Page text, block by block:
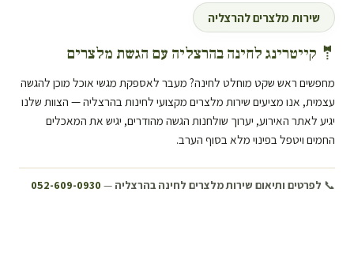
שירות מלצרים להרצליה
🤵 קייטרינג לחינה בהרצליה עם הגשת מלצרים
מחפשים ראש שקט מוחלט לחינה? מעבר לאספקת מגשי אוכל מוכן להגשה
עצמית, אנו מציעים שירות מלצרים מקצועי לחינות בהרצליה— הצוות שלנו
יגיע לאתר האירוע, יערוך שולחנות הגשה מהודרים, יגיש את המאכלים
החמים ויטפל בפינוי מלא בסוף הערב.
📞 לפרטים ותיאום שירות מלצרים לחינה בהרצליה —
052-609-0930